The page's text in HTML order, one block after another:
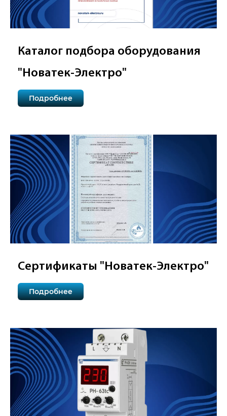
Каталог подбора оборудования
"Новатек-Электро"
Подробнее
Сертификаты "Новатек-Электро"
Подробнее